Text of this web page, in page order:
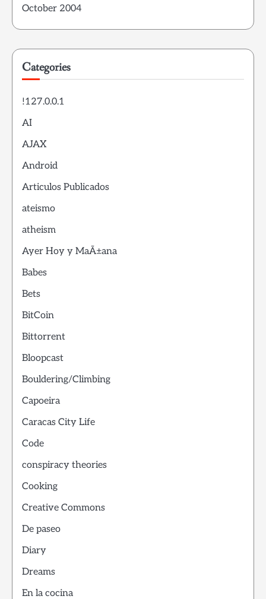
October 2004
Categories
!127.0.0.1
AI
AJAX
Android
Articulos Publicados
ateismo
atheism
Ayer Hoy y MaÃ±ana
Babes
Bets
BitCoin
Bittorrent
Bloopcast
Bouldering/Climbing
Capoeira
Caracas City Life
Code
conspiracy theories
Cooking
Creative Commons
De paseo
Diary
Dreams
En la cocina